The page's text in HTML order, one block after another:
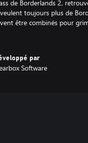
de Borderlands 2,
toujours plus de
être combinés pour
par
Software